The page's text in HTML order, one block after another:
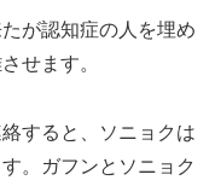
が認知症の人を埋め
せます。
すると、ソニョクは
。ガフンとソニョク